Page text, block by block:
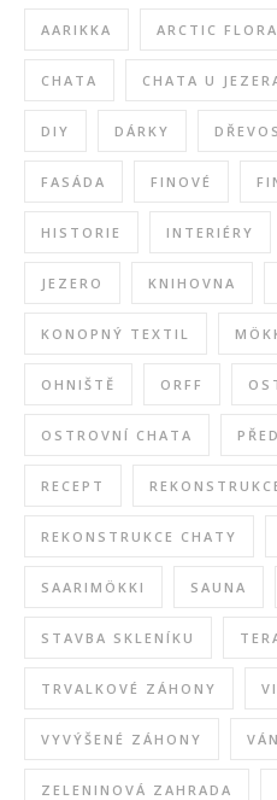
AARIKKA ARCTIC FLORA
CHATA CHATA U
DIY DÁRKY
FASÁDA FINOVÉ
HISTORIE INTERIÉRY
JEZERO KNIHOVNA
KONOPNÝ TEXTIL
OHNIŠTĚ ORFF
OSTROVNÍ CHATA
RECEPT
REKONSTRUKCE CHATY
SAARIMÖKKI SAUNA
STAVBA SKLENÍKU
TRVALKOVÉ ZÁHONY
VYVÝŠENÉ ZÁHONY
ZELENINOVÁ ZAHRADA